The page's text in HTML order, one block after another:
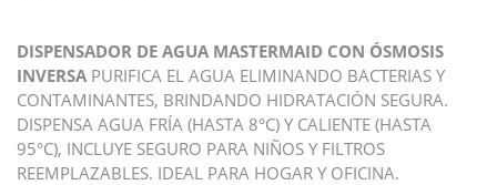
DISPENSADOR DE AGUA MASTERMAID CON ÓSMOSIS
INVERSA PURIFICA EL AGUA ELIMINANDO BACTERIAS Y
CONTAMINANTES, BRINDANDO HIDRATACIÓN SEGURA.
DISPENSA AGUA FRÍA (HASTA 8°C) Y CALIENTE (HASTA
95°C), INCLUYE SEGURO PARA NIÑOS Y FILTROS
REEMPLAZABLES. IDEAL PARA HOGAR Y OFICINA.